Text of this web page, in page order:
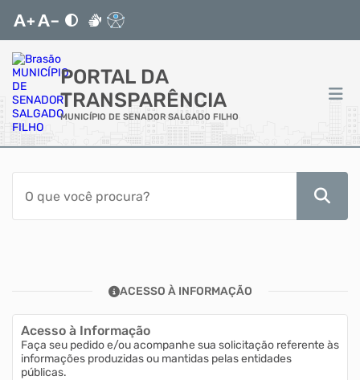
PORTAL DA
TRANSPARÊNCIA
MUNICÍPIO DE SENADOR SALGADO FILHO
ACESSO RÁPIDO
Acessibilidade
Autoatendimento
Mapa do Site
ACESSO À INFORMAÇÃO
Acesso à Informação
Faça seu pedido e/ou acompanhe sua solicitação referente às
informações produzidas ou mantidas pelas entidades
públicas.